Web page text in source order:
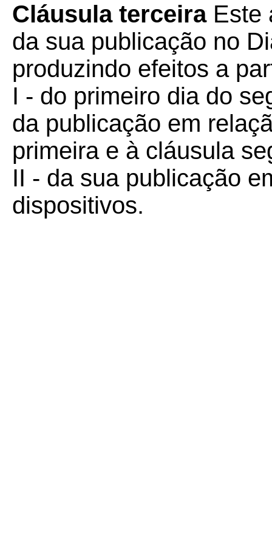
Cláusula terceiraEste
da sua publicação no
produzindo efeitos a
I - do primeiro dia do
da publicação em
primeira e à cláusula
II - da sua publicação
dispositivos.